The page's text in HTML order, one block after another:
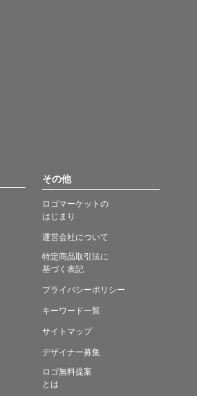
その他
ロゴマーケットの
はじまり
運営会社について
特定商品取引法に
基づく表記
プライバシーポリシー
キーワード一覧
サイトマップ
デザイナー募集
ロゴ無料提案
とは